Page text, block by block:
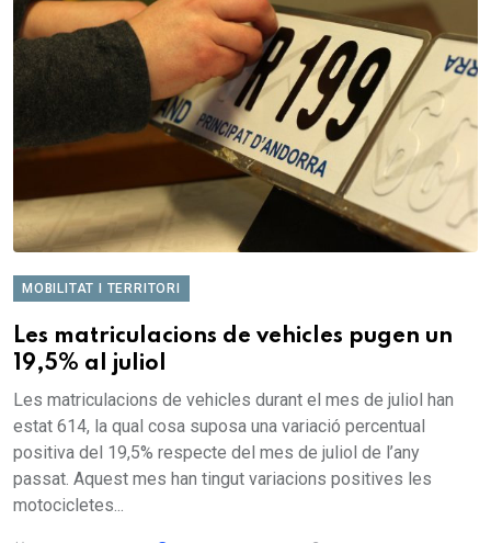
MOBILITAT I TERRITORI
Les matriculacions de vehicles pugen un
19,5% al juliol
Les matriculacions de vehicles durant el mes de juliol han
estat 614, la qual cosa suposa una variació percentual
positiva del 19,5% respecte del mes de juliol de l’any
passat. Aquest mes han tingut variacions positives les
motocicletes...